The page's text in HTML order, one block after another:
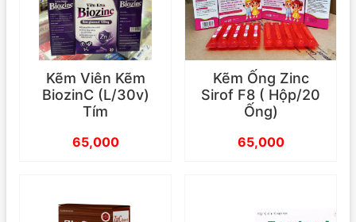
Kẽm Viên Kẽm
BiozinC (L/30v)
Tím
65,000
Kẽm Ống Zinc
Sirof F8 ( Hộp/20
Ống)
65,000